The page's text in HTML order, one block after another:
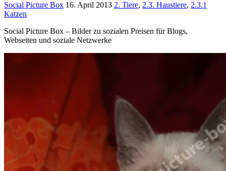
Social Picture Box 16. April 2013 2. Tiere, 2.3. Haustiere, 2.3.1
Katzen
Social Picture Box – Bilder zu sozialen Preisen für Blogs,
Webseiten und soziale Netzwerke